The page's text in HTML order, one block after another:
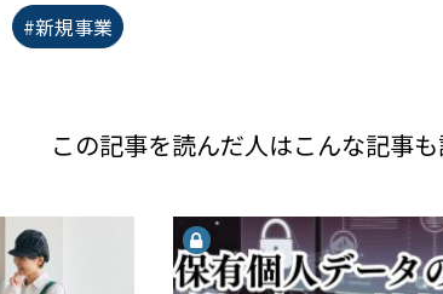
#新規事業
この記事を読んだ人はこんな記事